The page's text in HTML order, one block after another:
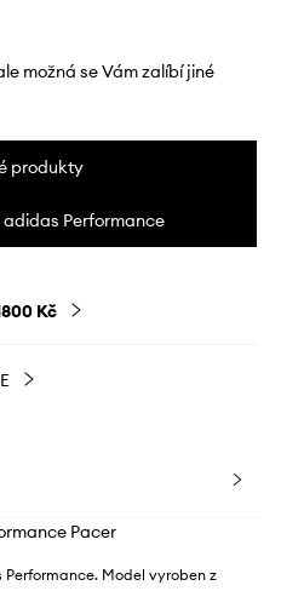
možná se Vám zalíbí jiné
produkty
Performance
Kč
Pacer
Model vyroben z